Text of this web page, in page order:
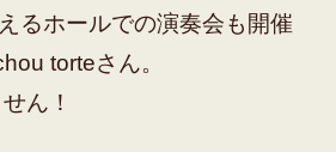
るホールでの演奏会も開催
torteさん。
ん！